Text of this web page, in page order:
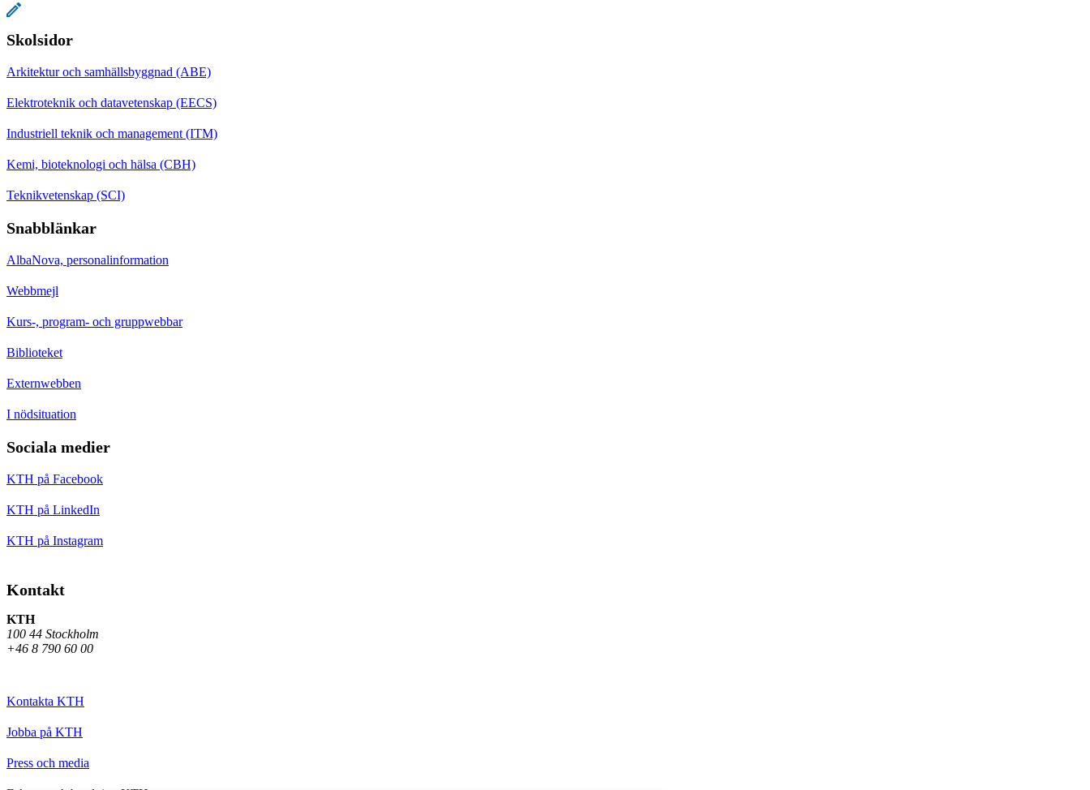
Skolsidor
Arkitektur och samhällsbyggnad (ABE)
Elektroteknik och datavetenskap (EECS)
Industriell teknik och management (ITM)
Kemi, bioteknologi och hälsa (CBH)
Teknikvetenskap (SCI)
Snabblänkar
AlbaNova, personalinformation
Webbmejl
Kurs-, program- och gruppwebbar
Biblioteket
Externwebben
I nödsituation
Sociala medier
KTH på Facebook
KTH på LinkedIn
KTH på Instagram
Kontakt
KTH
100 44 Stockholm
+46 8 790 60 00
Kontakta KTH
Jobba på KTH
Press och media